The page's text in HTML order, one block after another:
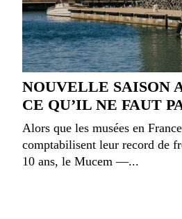
NOUVELLE SAISON
CE QU’IL NE FAUT
Alors que les musées en
comptabilisent leur record de
10 ans, le Mucem —...